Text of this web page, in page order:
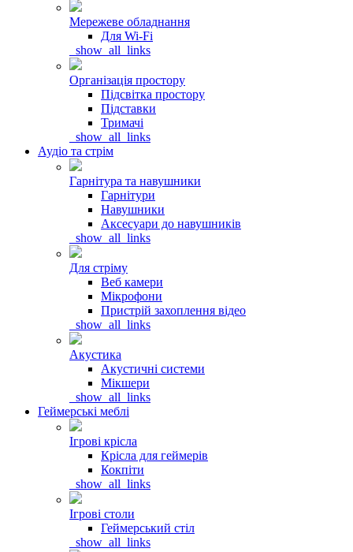
Мережеве обладнання
Для Wi-Fi
_show_all_links
Організація простору
Підсвітка простору
Підставки
Тримачі
_show_all_links
Аудіо та стрім
Гарнітура та навушники
Гарнітури
Навушники
Аксесуари до навушників
_show_all_links
Для стріму
Веб камери
Мікрофони
Пристрій захоплення відео
_show_all_links
Акустика
Акустичні системи
Мікшери
_show_all_links
Геймерські меблі
Ігрові крісла
Крісла для геймерів
Кокпіти
_show_all_links
Ігрові столи
Геймерський стіл
_show_all_links